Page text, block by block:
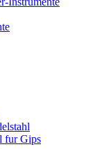
fur Gips